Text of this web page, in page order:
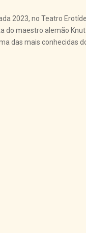
2023, no Teatro
do maestro alemão
das mais conhecidas